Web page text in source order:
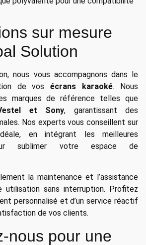
sur mesure
Solution
nous vous accompagnons dans le
de vosécrans karaoké. Nous
marques de référence telles que
et Sony, garantissant des
Nos experts vous conseillent sur
en intégrant les meilleures
sublimer votre espace de
la maintenance et l’assistance
utilisation sans interruption. Profitez
personnalisé et d’un service réactif
de vos clients.
nous pour une